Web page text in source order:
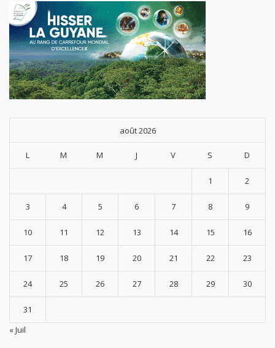
août 2026
L M M J V S D
1 2
3 4 5 6 7 8 9
10 11 12 13 14 15 16
17 18 19 20 21 22 23
24 25 26 27 28 29 30
31
« Juil